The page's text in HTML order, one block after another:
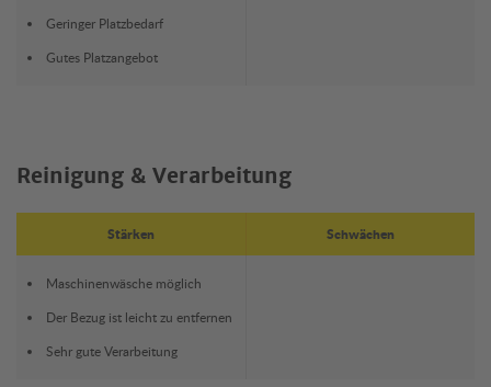
Geringer Platzbedarf
Gutes Platzangebot
Reinigung & Verarbeitung
Stärken Schwächen
Maschinenwäsche möglich
Der Bezug ist leicht zu entfernen
Sehr gute Verarbeitung